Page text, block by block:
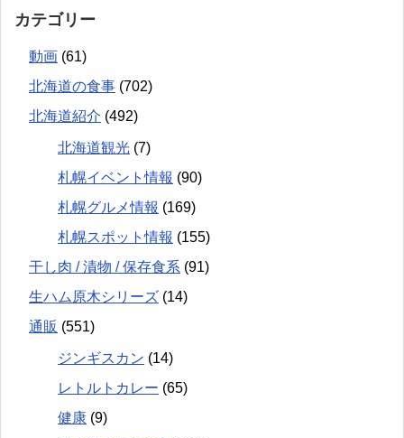
カテゴリー
動画 (61)
北海道の食事 (702)
北海道紹介 (492)
北海道観光 (7)
札幌イベント情報 (90)
札幌グルメ情報 (169)
札幌スポット情報 (155)
干し肉 / 漬物 / 保存食系 (91)
生ハム原木シリーズ (14)
通販 (551)
ジンギスカン (14)
レトルトカレー (65)
健康 (9)